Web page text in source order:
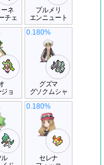
ネ
チェ
プルメリ
エンニュート
ョ
グズマ
グソクムシャ
0.180%
ル
セレナ
0.180%